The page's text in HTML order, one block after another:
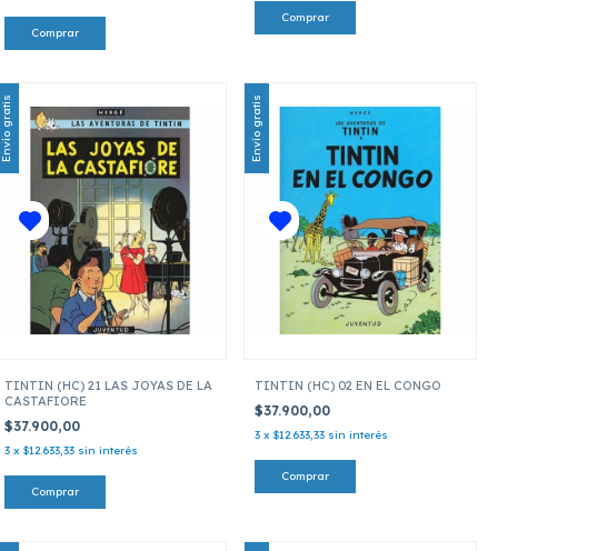
Envío gratis
TINTIN (HC) 21 LAS JOYAS DE LA
CASTAFIORE
$37.900,00
3 x $12.633,33 sin interés
Envío gratis
TINTIN (HC) 02 EN EL CONGO
$37.900,00
3 x $12.633,33 sin interés